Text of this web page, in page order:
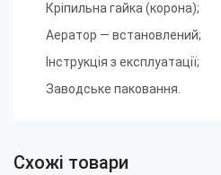
Кріпильна гайка (корона);
Аератор — встановлений;
Інструкція з експлуатації;
Заводське паковання.
Схожі товари